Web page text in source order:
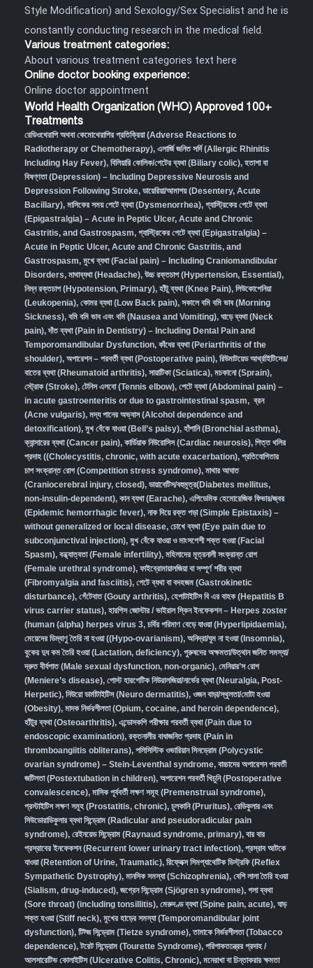
Style Modification) and Sexology/Sex Specialist and he is
constantly conducting research in the medical field.
Various treatment categories:
About various treatment categories text here
Online doctor booking experience:
Online doctor appointment
World Health Organization (WHO) Approved 100+
Treatments
রেডিওথেরাপি অথবা কেমোথেরাপির প্রতিক্রিয়া (Adverse Reactions to
Radiotherapy or Chemotherapy), এলার্জি জনিত সর্দি (Allergic Rhinitis
Including Hay Fever), বিলিয়ারি কোলিক/পেটের ব্যথা (Biliary colic), হতাশা বা
বিষণ্ণতা (Depression) – Including Depressive Neurosis and
Depression Following Stroke, ডায়েরিয়া/আমাশয় (Desentery, Acute
Bacillary), মাসিকের সময় পেটে ব্যথা (Dysmenorrhea), গ্যাস্ট্রিকের পেটে ব্যথা
(Epigastralgia) – Acute in Peptic Ulcer, Acute and Chronic
Gastritis, and Gastrospasm, গ্যাস্ট্রিকের পেটে ব্যথা (Epigastralgia) –
Acute in Peptic Ulcer, Acute and Chronic Gastritis, and
Gastrospasm, মুখে ব্যথা (Facial pain) – Including Craniomandibular
Disorders, মাথাব্যথা (Headache), উচ্চ রক্তচাপ (Hypertension, Essential),
নিম্ন রক্তচাপ (Hypotension, Primary), হাঁটু ব্যথা (Knee Pain), লিউকোপেনিয়া
(Leukopenia), কোমর ব্যথা (Low Back pain), সকালে বমি বমি ভাব (Morning
Sickness), বমি বমি ভাব এবং বমি (Nausea and Vomiting), ঘাড়ে ব্যথা (Neck
pain),দাঁত ব্যথা (Pain in Dentistry) – Including Dental Pain and
Temporomandibular Dysfunction, কাঁধের ব্যথা (Periarthritis of the
shoulder), অপারেশন – পরবর্তী ব্যথা (Postoperative pain), রিউমাটয়েড আর্থ্রাইটিসের/
বাতের ব্যথা (Rheumatoid arthritis), সায়াটিকা (Sciatica), মচকানো (Sprain),
স্ট্রোক (Stroke), টেনিস এলবো (Tennis elbow), পেটে ব্যথা (Abdominal pain) –
in acute gastroenteritis or due to gastrointestinal spasm, ব্রন
(Acne vulgaris), মদ্য পানের অভ্যাস (Alcohol dependence and
detoxification), মুখ বেঁকে যাওয়া (Bell’s palsy), হাঁপানি (Bronchial asthma),
ক্যান্সারের ব্যথা (Cancer pain), কার্ডিয়াক নিউরোসিস (Cardiac neurosis), পিত্ত থলির
প্রদাহ ((Cholecystitis, chronic, with acute exacerbation), প্রতিযোগিতার
চাপ সংক্রান্ত রোগ (Competition stress syndrome), মাথার আঘাত
(Craniocerebral injury, closed), ডায়াবেটিস/বহুমূত্র(Diabetes mellitus,
non-insulin-dependent), কান ব্যথা (Earache), এপিডেমিক হেমোরেজিক ফিভার/জ্বর
(Epidemic hemorrhagic fever), নাক দিয়ে রক্ত পড়া (Simple Epistaxis) –
without generalized or local disease, চোখে ব্যথা (Eye pain due to
subconjunctival injection), মুখ বেঁকে যাওয়া ও মাংসপেশী শক্ত হওয়া (Facial
Spasm), বন্ধ্যাত্বতা (Female infertility), মহিলাদের মূত্রনালী সংক্রান্ত রোগ
(Female urethral syndrome), ফাইব্রোমায়ালজিয়া বা সম্পূর্ণ শরীর ব্যথা
(Fibromyalgia and fasciitis), পেটে ব্যথা বা বদহজম (Gastrokinetic
disturbance), গেঁটেবাত (Gouty arthritis), হেপাটাইটিস বি এর বাহক (Hepatitis B
virus carrier status), হারপিস জোস্টার / ভাইরাল স্কিন ইনফেকশন – Herpes zoster
(human (alpha) herpes virus 3, চর্বির পরিমাণ বেড়ে যাওয়া (Hyperlipidaemia),
মেয়েদের ডিম্বাণু তৈরি না হওয়া ((Hypo-ovarianism), অনিদ্রা/ঘুম না হওয়া (Insomnia),
বুকের দুধ কম তৈরি হওয়া (Lactation, deficiency), পুরুষদের অক্ষমতা/উত্থান জনিত সমস্যা/
দ্রুত বীর্যপাত (Male sexual dysfunction, non-organic), মেনিয়ার’স রোগ
(Meniere’s disease), পোস্ট হারপেটিক নিউরালজিয়া/নার্ভের ব্যথা (Neuralgia, Post-
Herpetic), নিউরো ডার্মাটাইটিস (Neuro dermatitis), ওজন বাড়া/স্থূলতা/মোটা হওয়া
(Obesity), মাদক নির্ভরশীলতা (Opium, cocaine, and heroin dependence),
হাঁটুর ব্যথা (Osteoarthritis), এন্ডোসকপি পরীক্ষার পরবর্তী ব্যথা (Pain due to
endoscopic examination), রক্তনালীর বাধাজনিত প্রদাহ (Pain in
thromboangiitis obliterans), পলিসিস্টিক ওভারিয়ান সিনড্রোম (Polycystic
ovarian syndrome) – Stein-Leventhal syndrome, বাচ্চাদের অপারেশন পরবর্তী
জটিলতা (Postextubation in children), অপারেশন পরবর্তী খিচুনি (Postoperative
convalescence), মাসিক পূর্ববর্তী লক্ষণ সমূহ (Premenstrual syndrome),
প্রস্টাইটিস লক্ষণ সমূহ (Prostatitis, chronic), চুলকানি (Pruritus), রেডিকুলার এবং
সিউডোরাডিকুলার ব্যথা সিন্ড্রোম (Radicular and pseudoradicular pain
syndrome), রেইনয়েড সিন্ড্রোম (Raynaud syndrome, primary), বার বার
প্রস্রাবের ইনফেকশন (Recurrent lower urinary tract infection), প্রস্রাব আটকে
যাওয়া (Retention of Urine, Traumatic), রিফ্লেক্স সিমপ্যাথেটিক ডিস্ট্রফি (Reflex
Sympathetic Dystrophy), মানসিক সমস্যা (Schizophrenia), বেশি লালা তৈরি হওয়া
(Sialism, drug-induced), জগ্রেন সিন্ড্রোম (Sjögren syndrome), গলা ব্যথা
(Sore throat) (including tonsillitis), মেরুদণ্ড ব্যথা (Spine pain, acute), ঘাড়
শক্ত হওয়া (Stiff neck), মুখের হাড়ের সমস্যা (Temporomandibular joint
dysfunction), টিট্জ সিন্ড্রোম (Tietze syndrome),তামাকে নির্ভরশীলতা (Tobacco
dependence),টরেট সিন্ড্রোম (Tourette Syndrome), পরিপাকতন্ত্রের প্রদাহ /
আলসারেটিভ কোলাইটিস (Ulcerative Colitis, Chronic), মনেরাখা বা চিন্তাকরার ক্ষমতা